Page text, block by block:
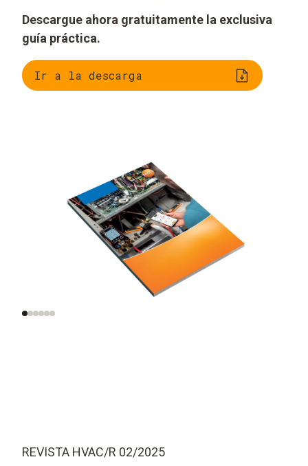
Descargue ahora gratuitamente la exclusiva
guía práctica.
Ir a la descarga
Comprensión de las
instalaciones de
refrigeración
Valoración de
refrigerantes
REVISTA HVAC/R 02/2025